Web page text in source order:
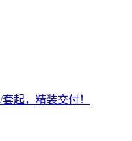
起，精装交付！